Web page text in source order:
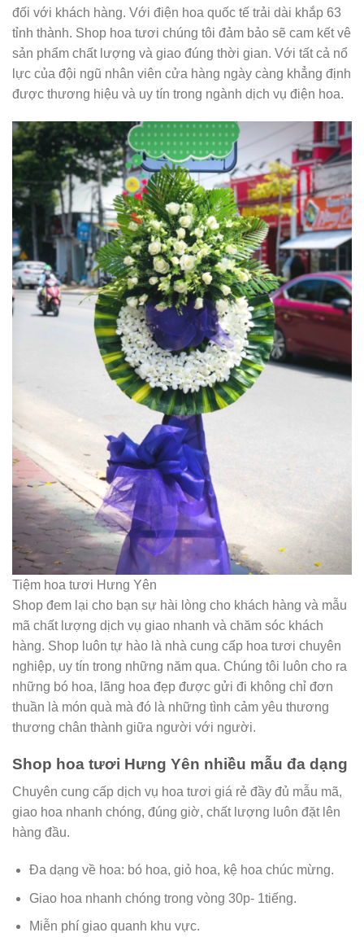
đối với khách hàng. Với điện hoa quốc tế trải dài khắp 63
tỉnh thành. Shop hoa tươi chúng tôi đảm bảo sẽ cam kết vê
sản phẩm chất lượng và giao đúng thời gian. Với tất cả nổ
lực của đội ngũ nhân viên cửa hàng ngày càng khẳng định
được thương hiệu và uy tín trong ngành dịch vụ điện hoa.
Tiệm hoa tươi Hưng Yên
Shop đem lại cho bạn sự hài lòng cho khách hàng và mẫu
mã chất lượng dịch vụ giao nhanh và chăm sóc khách
hàng. Shop luôn tự hào là nhà cung cấp hoa tươi chuyên
nghiệp, uy tín trong những năm qua. Chúng tôi luôn cho ra
những bó hoa, lãng hoa đẹp được gửi đi không chỉ đơn
thuần là món quà mà đó là những tình cảm yêu thương
thương chân thành giữa người với người.
Shop hoa tươi Hưng Yên nhiều mẫu đa dạng
Chuyên cung cấp dịch vụ hoa tươi giá rẻ đầy đủ mẫu mã,
giao hoa nhanh chóng, đúng giờ, chất lượng luôn đặt lên
hàng đầu.
Đa dạng về hoa: bó hoa, giỏ hoa, kệ hoa chúc mừng.
Giao hoa nhanh chóng trong vòng 30p- 1tiếng.
Miễn phí giao quanh khu vực.